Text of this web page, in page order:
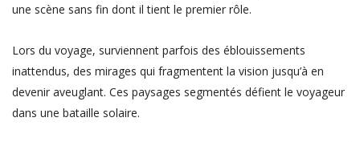
une scène sans fin dont il tient le premier rôle.
Lors du voyage, surviennent parfois des éblouissements
inattendus, des mirages qui fragmentent la vision jusqu’à en
devenir aveuglant. Ces paysages segmentés défient le voyageur
dans une bataille solaire.